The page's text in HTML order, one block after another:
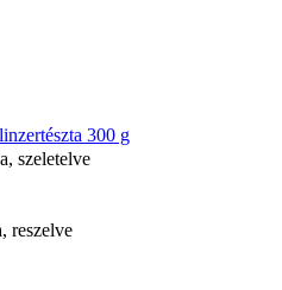
300 g
szeletelve
reszelve